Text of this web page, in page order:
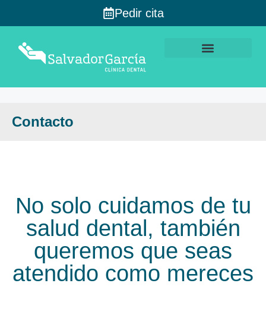
Pedir cita
Contacto
No solo cuidamos de tu
salud dental, también
queremos que seas
atendido como mereces